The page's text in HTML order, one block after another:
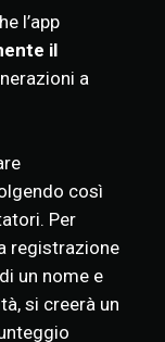
l’app
il
a
così
Per
registrazione
un nome e
si creerà un